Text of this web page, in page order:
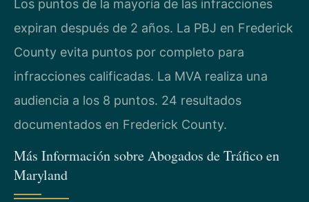
Los puntos de la mayoría de las infracciones
expiran después de 2 años. La PBJ en Frederick
County evita puntos por completo para
infracciones calificadas. La MVA realiza una
audiencia a los 8 puntos. 24 resultados
documentados en Frederick County.
Más Información sobre Abogados de Tráfico en
Maryland